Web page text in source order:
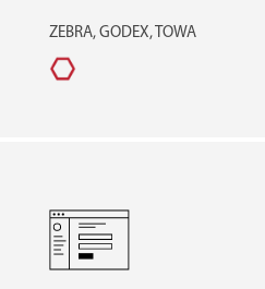
ZEBRA, GODEX, TOWA